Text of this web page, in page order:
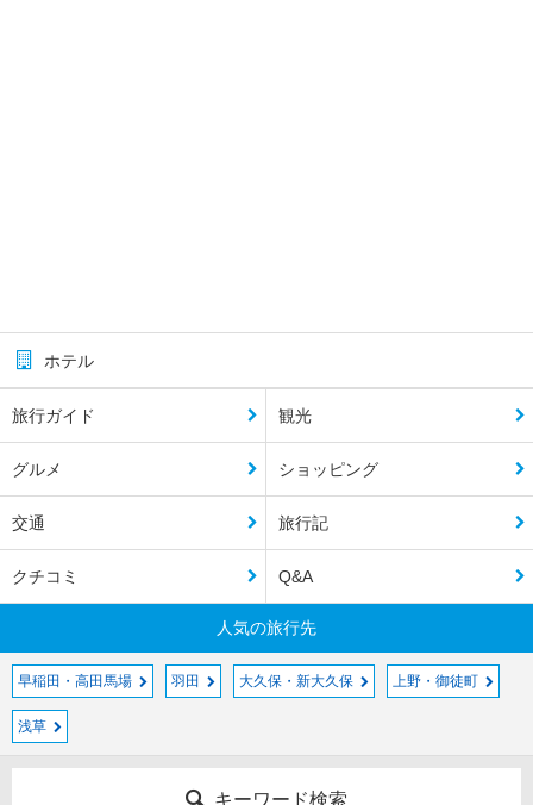
ホテル
旅行ガイド 観光
グルメ ショッピング
交通 旅行記
クチコミ Q&A
人気の旅行先
早稲田・高田馬場 羽田 大久保・新大久保 上野・御徒町
浅草
キーワード検索